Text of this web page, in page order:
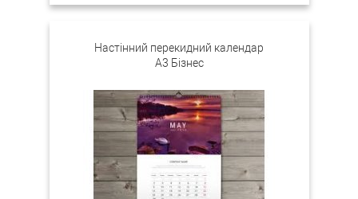
Настінний перекидний календар
А3 Бізнес